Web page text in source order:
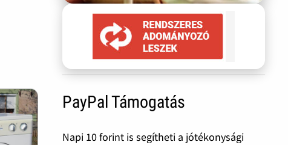
PayPal Támogatás
Napi 10 forint is segítheti a jótékonysági